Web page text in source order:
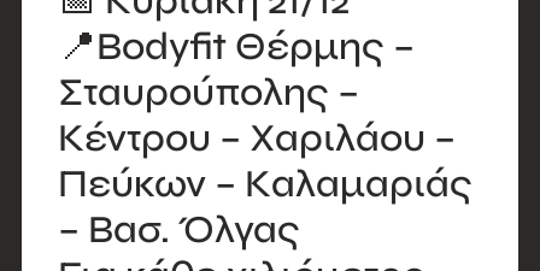
📍Bodyfit Θέρμης –
Σταυρούπολης –
Κέντρου – Χαριλάου –
Πεύκων – Καλαμαριάς
– Βασ. Όλγας